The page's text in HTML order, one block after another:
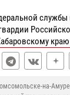
службы
краю
на-